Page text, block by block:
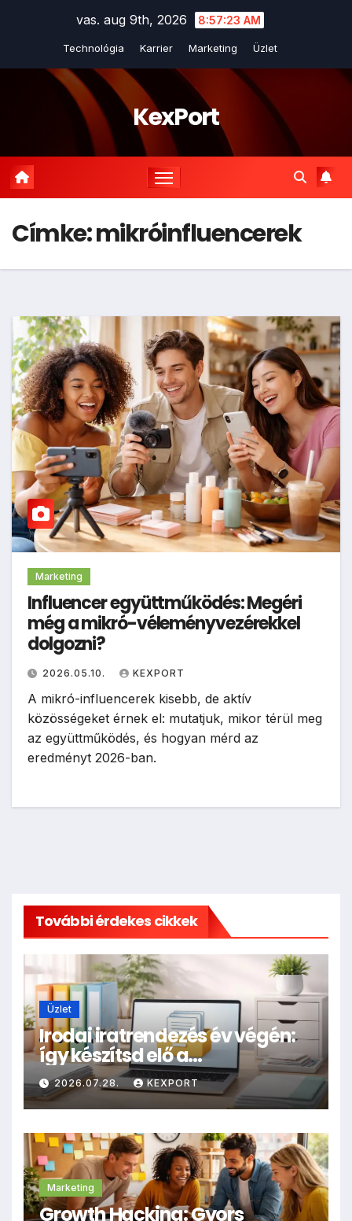
vas. aug 9th, 2026 8:57:23 AM
Technológia Karrier Marketing Üzlet
KexPort
Címke:mikróinfluencerek
Marketing
Influencer együttműködés: Megéri
még a mikró-véleményvezérekkel
dolgozni?
2026.05.10. KEXPORT
A mikró-influencerek kisebb, de aktív
közösségeket érnek el: mutatjuk, mikor térül meg
az együttműködés, és hogyan mérd az
eredményt 2026-ban.
További érdekes cikkek
Üzlet
Irodai iratrendezés év végén:
így készítsd elő a
dokumentumokat
archiválásra
2026.07.28. KEXPORT
Marketing
Growth Hacking: Gyors